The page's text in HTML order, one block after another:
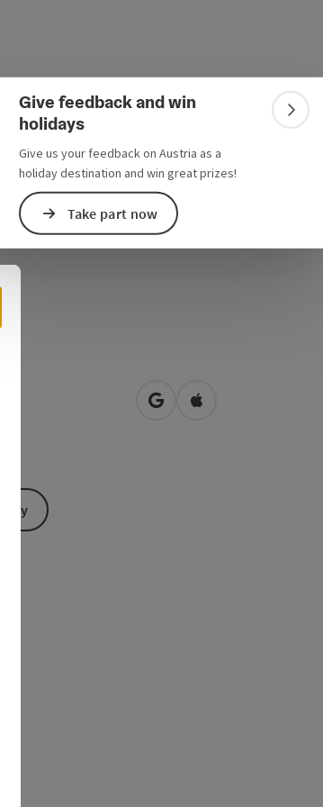
Give feedback and win
holidays
Give us your feedback on Austria as a
holiday destination and win great prizes!
Take part now
open in Google Maps
Open in Apple
language - Open menu